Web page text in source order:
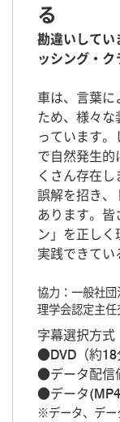
る
勘違いしてい
ッシング・
車は、言葉に
ため、様々な
っています
で自然発生的
くさん存在
誤解を招き、
あります。皆
ン」を正しく
実践できてい
協力：一般社
理学会認定主
字幕選択方式
●DVD（約18
●データ配信
●データ
※データ、デー